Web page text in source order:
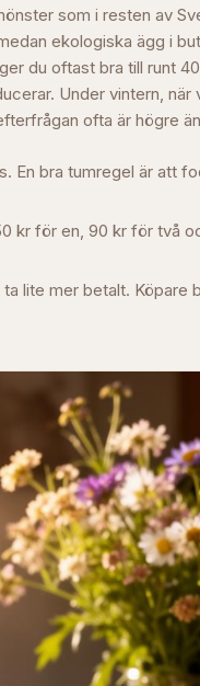
som i resten av
ekologiska ägg i
du oftast bra till runt
Under vintern, när
ofta är högre
En bra tumregel är att
kr för en, 90 kr för två
lite mer betalt. Köpare